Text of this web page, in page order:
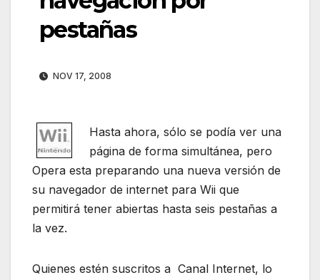
pestañas
NOV 17, 2008
Hasta ahora, sólo se podía ver una
página de forma simultánea, pero
Opera esta preparando una nueva versión de
su navegador de internet para Wii que
permitirá tener abiertas hasta seis pestañas a
la vez.
Quienes estén suscritos a Canal Internet, lo